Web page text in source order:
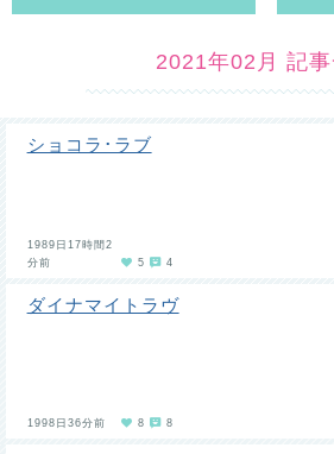
2021年02月 記事
ショコラ･ラブ
1989日17時間2
分前
5 4
ダイナマイトラヴ
1998日36分前 8 8